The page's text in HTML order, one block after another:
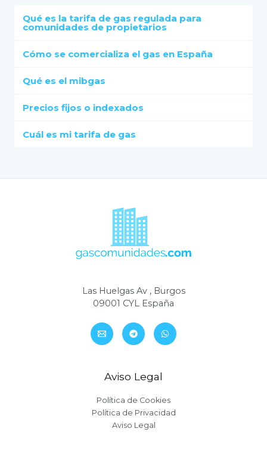
Qué es la tarifa de gas regulada para
comunidades de propietarios
Cómo se comercializa el gas en España
Qué es el mibgas
Precios fijos o indexados
Cuál es mi tarifa de gas
Las Huelgas Av , Burgos
09001 CYL España
Aviso Legal
Política de Cookies
Política de Privacidad
Aviso Legal